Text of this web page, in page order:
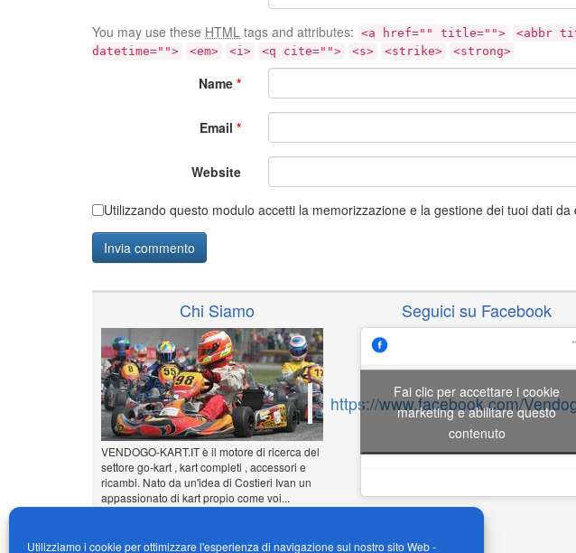
Utilizziamo i cookie per ottimizzare l'esperienza di navigazione sul nostro sito Web -
You may use these HTML tags and attributes: <a href="" title=""> <abbr
datetime="">
<em> <i> <q cite=""> <s> <strike> <strong>
Name *
Email *
Website
Utilizzando questo modulo accetti la memorizzazione e la gestione dei tuoi dati da
Chi Siamo
VENDOGO-KART.IT è il motore di ricerca del
settore go-kart , kart completi , accessori e
ricambi. Nato da un'idea di Costieri Ivan un
appassionato di kart propio come voi...
Seguici su Facebook
https://www.facebook.com/
Fai clic per accettare i cookie
marketing e abilitare questo
contenuto